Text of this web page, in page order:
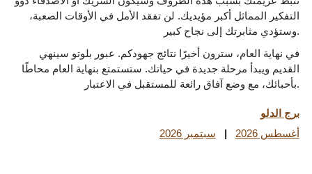
التفكير المماثل أكبر مؤيديك. لن تفقد الأمل في الأوقات الصعبة،
وستؤدي مثابرتك إلى نجاح كبير.
في نهاية العام، سترون أخيرًا نتائج جهودكم. عبور بلوتو سينهي
القديم ويبدأ مرحلة جديدة في حياتك. ستستمتع بنهاية العام محاطًا
بأحبائك، مع وضع آفاق رائعة للمستقبل في الاعتبار.
برج الدلو
أغسطس 2026
سبتمبر 2026